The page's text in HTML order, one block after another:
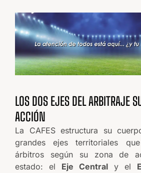
LOS DOS EJES DEL ARBITRAJE
ACCIÓN
La CAFES estructura su
grandes ejes territoriales
árbitros según su zona de
estado: el Eje Central y el